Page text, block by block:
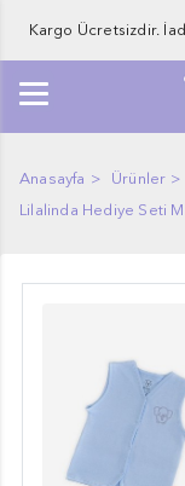
Kargo Ücretsizdir.
Anasayfa Ürünler
Lilalinda Hediye Seti